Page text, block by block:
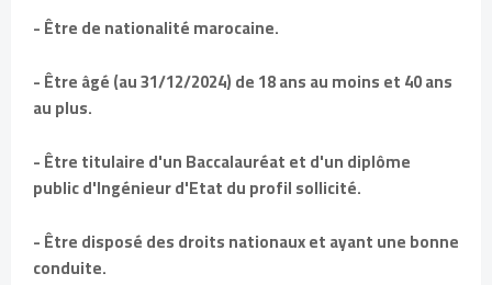
- Être de nationalité marocaine.
- Être âgé (au 31/12/2024) de 18 ans au moins et 40 ans
au plus.
- Être titulaire d'un Baccalauréat et d'un diplôme
public d'Ingénieur d'Etat du profil sollicité.
- Être disposé des droits nationaux et ayant une bonne
conduite.